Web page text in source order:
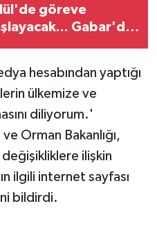
göreve
Gabar'da
hesabından yaptığı
ülkemize ve
diliyorum.'
Orman Bakanlığı,
değişikliklere ilişkin
ilgili internet sayfası
bildirdi.